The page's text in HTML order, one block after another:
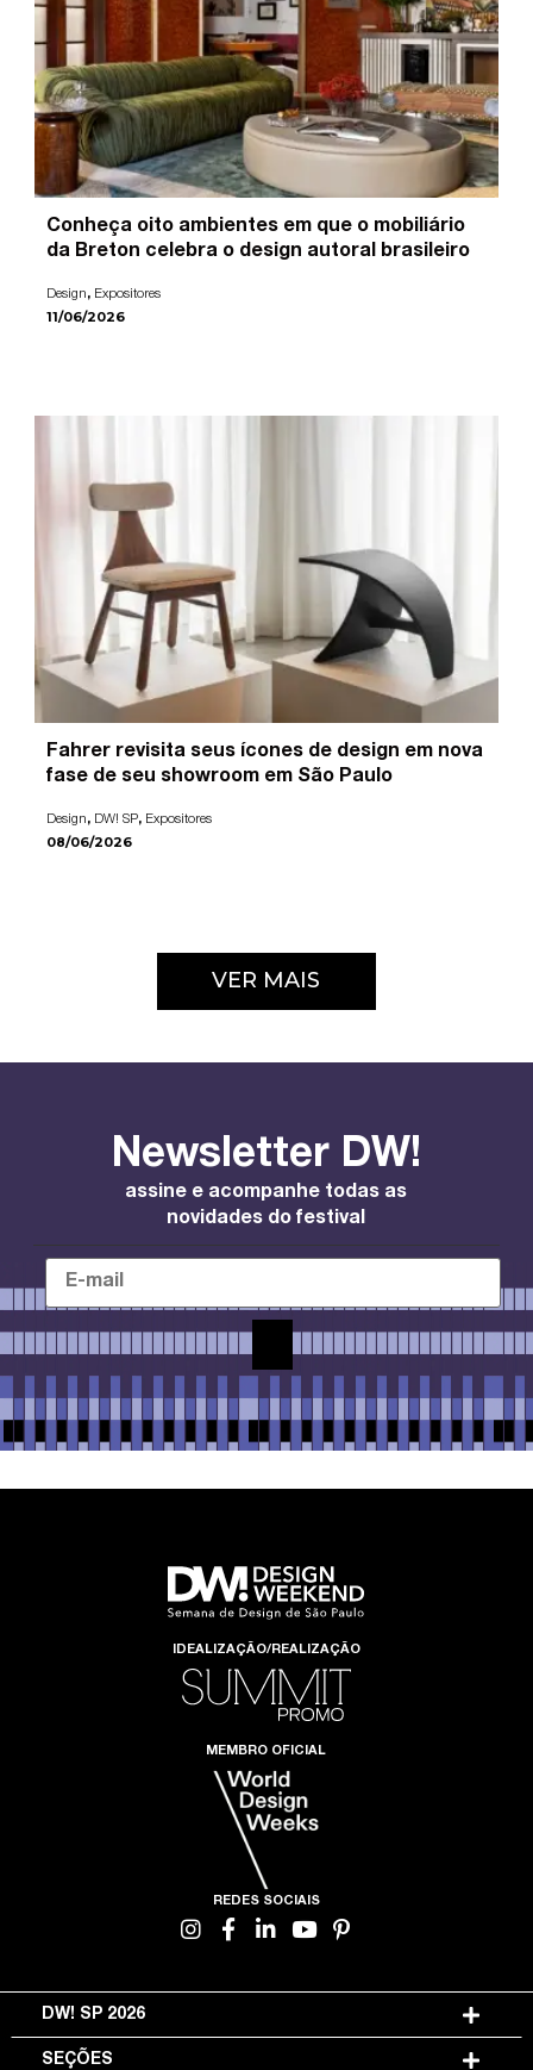
Conheça oito ambientes em que o mobiliário
da Breton celebra o design autoral brasileiro
Design, Expositores
11/06/2026
Fahrer revisita seus ícones de design em nova
fase de seu showroom em São Paulo
Design, DW! SP, Expositores
08/06/2026
VER MAIS
Newsletter DW!
assine e acompanhe todas as
novidades do festival
IDEALIZAÇÃO/REALIZAÇÃO
MEMBRO OFICIAL
REDES SOCIAIS
DW! SP 2026
SEÇÕES